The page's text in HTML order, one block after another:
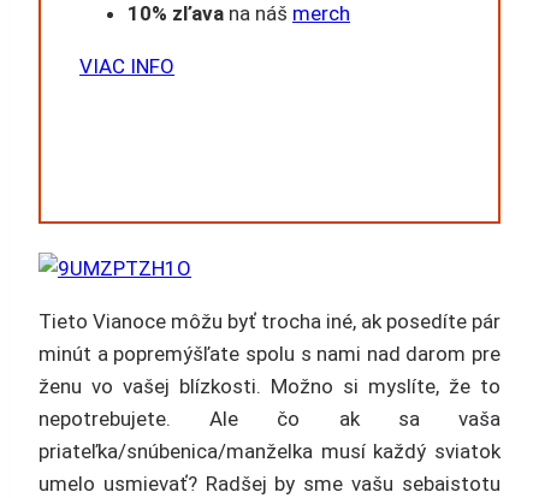
10% zľava na náš merch
VIAC INFO
Tieto Vianoce môžu byť trocha iné, ak posedíte pár
minút a popremýšľate spolu s nami nad darom pre
ženu vo vašej blízkosti. Možno si myslíte, že to
nepotrebujete. Ale čo ak sa vaša
priateľka/snúbenica/manželka musí každý sviatok
umelo usmievať? Radšej by sme vašu sebaistotu